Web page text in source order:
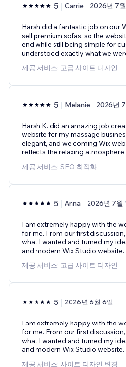
5 Carrie 2026년 7
Harsh did a fantastic job on our
sell premium sofas, so the
end while still being simple for
understood exactly what we
제공 서비스: 고급 사이트 디자인
5 Melanie 2026년
Harsh K. did an amazing job
website for my massage
elegant, and welcoming Wix
reflects the relaxing atmosphere
제공 서비스: SEO 최적화
5 Anna 2026년 7월
I am extremely happy with the
for me. From our first
what I wanted and turned my
and modern Wix Studio website.
제공 서비스: 고급 사이트 디자인
5 2026년 6월 6일
I am extremely happy with the
for me. From our first
what I wanted and turned my
and modern Wix Studio website.
제공 서비스: 사이트 디자인 변경